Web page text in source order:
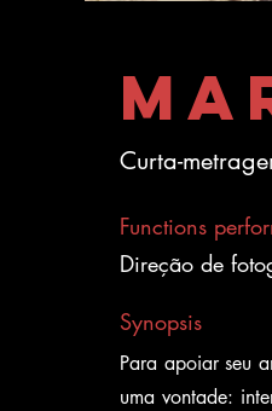
Curta-
Functions
Direção de
Synopsis
Para apoiar seu
uma vontade: